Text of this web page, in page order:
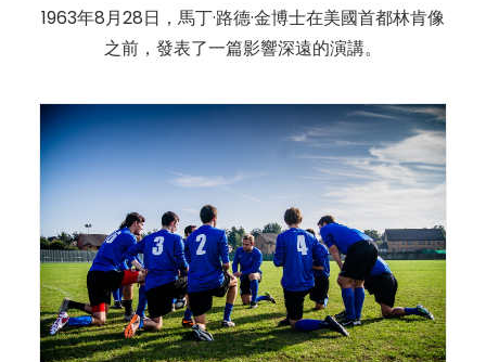
1963年8月28日，馬丁·路德·金博士在美國首都林肯像
之前，發表了一篇影響深遠的演講。